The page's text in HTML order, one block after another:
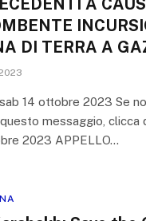
A
DI TERRA A
sab 14 ottobre 2023 Se
messaggio, clicca
2023 APPELLO…